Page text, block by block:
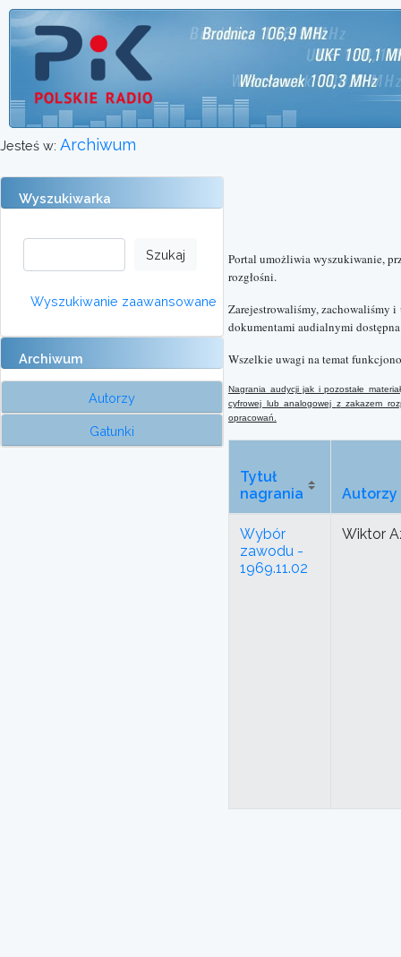
Jesteś w: Archiwum
Wyszukiwarka
Wyszukiwanie zaawansowane
Archiwum
Autorzy
Gatunki
Portal umożliwia wyszukiwanie,
rozgłośni.
Zarejestrowaliśmy, zachowaliśmy
dokumentami audialnymi
Wszelkie uwagi na temat
Nagrania audycji jak i pozostałe
cyfrowej lub analogowej zzakazem
opracowań.
Tytuł
nagrania
Autorzy
Wybór
zawodu -
1969.11.02
Wiktor